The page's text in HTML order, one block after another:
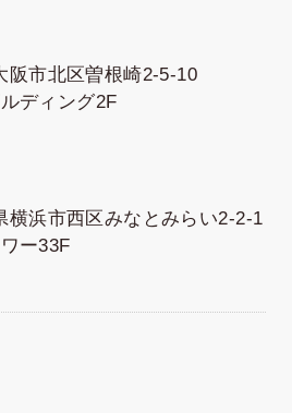
阪市北区曽根崎2-5-10
ディング2F
横浜市西区みなとみらい2-2-1
ー33F